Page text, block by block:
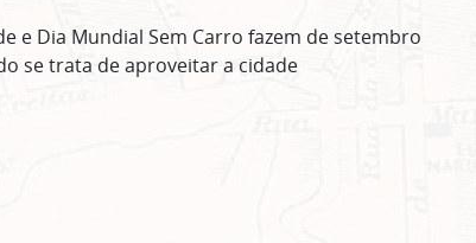
e Dia Mundial Sem Carro fazem de setembro
se trata de aproveitar a cidade